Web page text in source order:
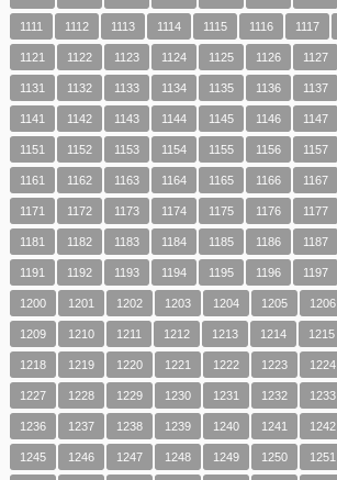
1111 1112 1113 1114 1115 1116 1117
1121 1122 1123 1124 1125 1126 1127
1131 1132 1133 1134 1135 1136 1137
1141 1142 1143 1144 1145 1146 1147
1151 1152 1153 1154 1155 1156 1157
1161 1162 1163 1164 1165 1166 1167
1171 1172 1173 1174 1175 1176 1177
1181 1182 1183 1184 1185 1186 1187
1191 1192 1193 1194 1195 1196 1197
1200 1201 1202 1203 1204 1205 1206
1209 1210 1211 1212 1213 1214 1215
1218 1219 1220 1221 1222 1223 1224
1227 1228 1229 1230 1231 1232 1233
1236 1237 1238 1239 1240 1241 1242
1245 1246 1247 1248 1249 1250 1251